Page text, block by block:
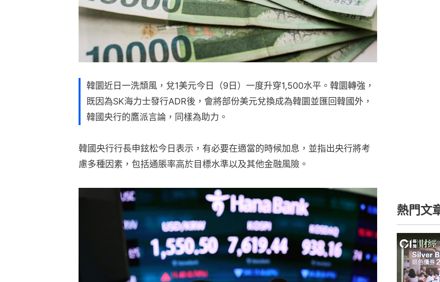
韓圜近日一洗頹風，兌1美元今日（9日）一度升穿1,500水平。韓圜轉強，
既因為SK海力士發行ADR後，會將部份美元兌換成為韓圜並匯回韓國外，
韓國央行的鷹派言論，同樣為助力。
韓國央行行長申鉉松今日表示，有必要在適當的時候加息，並指出央行將考
慮多種因素，包括通脹率高於目標水準以及其他金融風險。
熱門文